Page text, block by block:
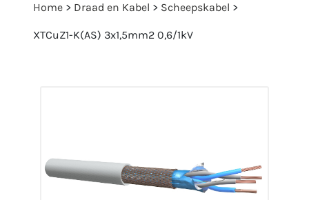
Home > Draad en Kabel > Scheepskabel >
XTCuZ1-K(AS) 3x1,5mm2 0,6/1kV